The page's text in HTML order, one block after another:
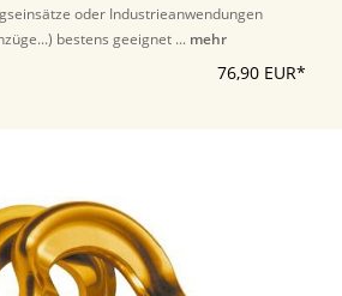
oder Industrieanwendungen
bestens geeignet ... mehr
76,90 EUR*